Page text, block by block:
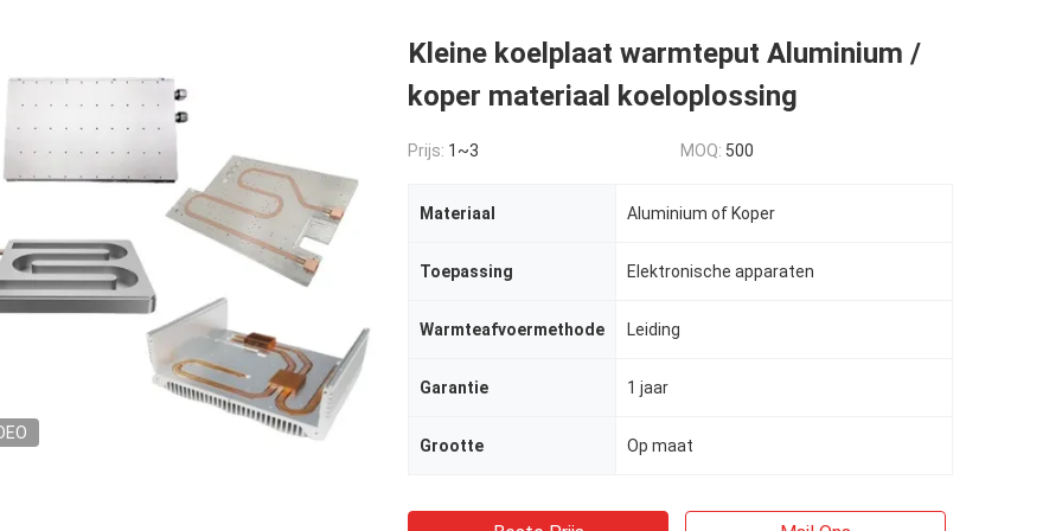
Kleine koelplaat warmteput Aluminium /
koper materiaal koeloplossing
Prijs: 1~3 MOQ: 500
Materiaal Aluminium of Koper
Toepassing Elektronische apparaten
Warmteafvoermethode Leiding
Garantie 1 jaar
Grootte Op maat